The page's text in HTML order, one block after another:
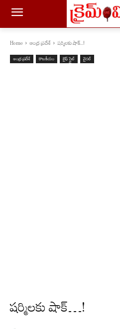
Home ఆంధ్ర ప్రదేశ్ షర్మిలకు షాక్...!
ఆంధ్ర ప్రదేశ్ రాజకీయం లైఫ్ స్టైల్ వైరల్
షర్మిలకు షాక్…!